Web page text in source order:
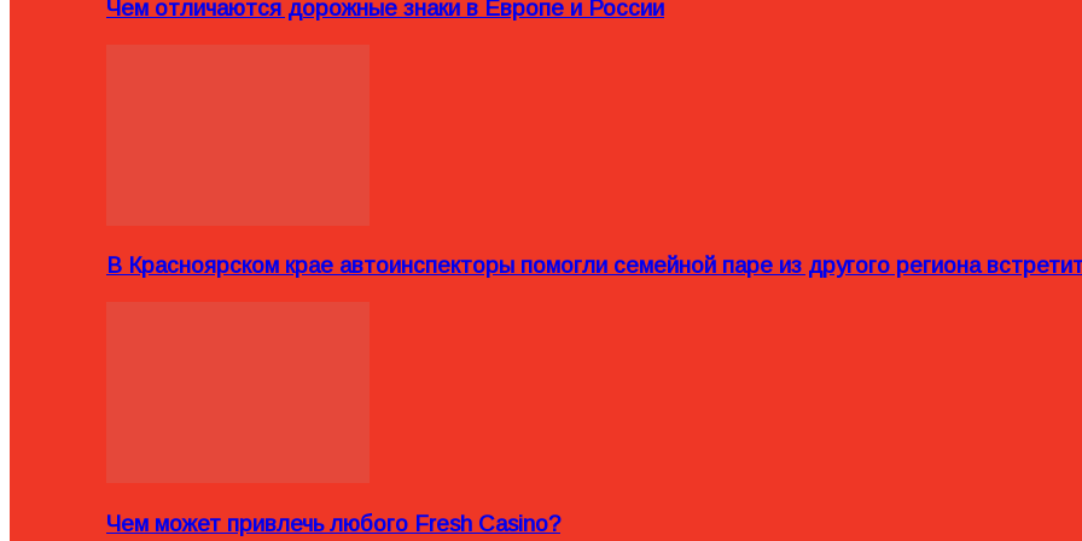
Чем отличаются дорожные знаки в Европе и России
В Красноярском крае автоинспекторы помогли семейной паре из другого региона
Чем может привлечь любого Fresh Casino?